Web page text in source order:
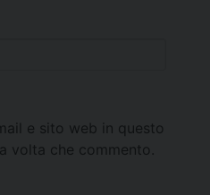
e sito web in questo
volta che commento.